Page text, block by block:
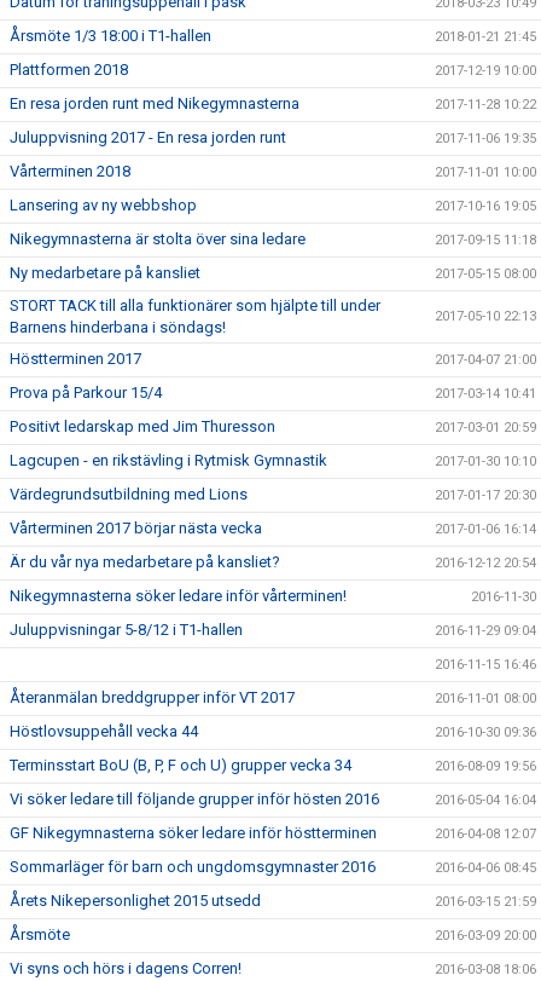
2018-03-23 10:49
Årsmöte 1/3 18:00 i T1-hallen 2018-01-21 21:45
Plattformen 2018 2017-12-19 10:00
En resa jorden runt med Nikegymnasterna 2017-11-28 10:22
Juluppvisning 2017 - En resa jorden runt 2017-11-06 19:35
Vårterminen 2018 2017-11-01 10:00
Lansering av ny webbshop 2017-10-16 19:05
Nikegymnasterna är stolta över sina ledare 2017-09-15 11:18
Ny medarbetare på kansliet 2017-05-15 08:00
STORT TACK till alla funktionärer som hjälpte till under
Barnens hinderbana i söndags!
2017-05-10 22:13
Höstterminen 2017 2017-04-07 21:00
Prova på Parkour 15/4 2017-03-14 10:41
Positivt ledarskap med Jim Thuresson 2017-03-01 20:59
Lagcupen - en rikstävling i Rytmisk Gymnastik 2017-01-30 10:10
Värdegrundsutbildning med Lions 2017-01-17 20:30
Vårterminen 2017 börjar nästa vecka 2017-01-06 16:14
Är du vår nya medarbetare på kansliet? 2016-12-12 20:54
Nikegymnasterna söker ledare inför vårterminen! 2016-11-30
Juluppvisningar 5-8/12 i T1-hallen 2016-11-29 09:04
2016-11-15 16:46
Återanmälan breddgrupper inför VT 2017 2016-11-01 08:00
Höstlovsuppehåll vecka 44 2016-10-30 09:36
Terminsstart BoU (B, P, F och U) grupper vecka 34 2016-08-09 19:56
Vi söker ledare till följande grupper inför hösten 2016 2016-05-04 16:04
GF Nikegymnasterna söker ledare inför höstterminen 2016-04-08 12:07
Sommarläger för barn och ungdomsgymnaster 2016 2016-04-06 08:45
Årets Nikepersonlighet 2015 utsedd 2016-03-15 21:59
Årsmöte 2016-03-09 20:00
Vi syns och hörs i dagens Corren! 2016-03-08 18:06